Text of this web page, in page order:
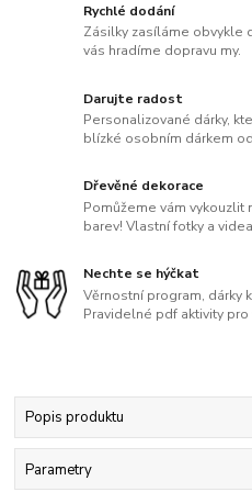
Rychlé dodání
Zásilky zasíláme obvykle
vás hradíme dopravu my.
Darujte radost
Personalizované dárky,
blízké osobním dárkem
Dřevěné dekorace
Pomůžeme vám vykouzlit
barev! Vlastní fotky a
Nechte se hýčkat
Věrnostní program, dárky
Pravidelné pdf aktivity pro
Popis produktu
Parametry